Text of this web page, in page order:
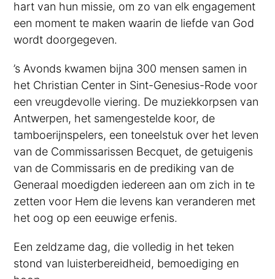
hart van hun missie, om zo van elk engagement
een moment te maken waarin de liefde van God
wordt doorgegeven.
’s Avonds kwamen bijna 300 mensen samen in
het Christian Center in Sint-Genesius-Rode voor
een vreugdevolle viering. De muziekkorpsen van
Antwerpen, het samengestelde koor, de
tamboerijnspelers, een toneelstuk over het leven
van de Commissarissen Becquet, de getuigenis
van de Commissaris en de prediking van de
Generaal moedigden iedereen aan om zich in te
zetten voor Hem die levens kan veranderen met
het oog op een eeuwige erfenis.
Een zeldzame dag, die volledig in het teken
stond van luisterbereidheid, bemoediging en